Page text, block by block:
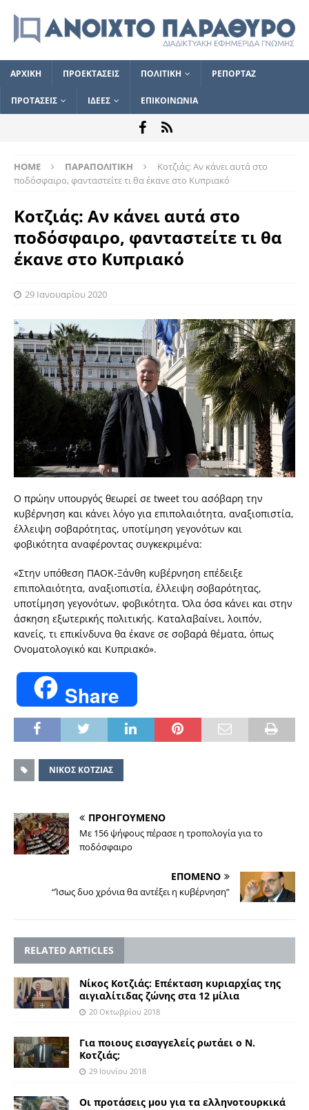
ΑΡΧΙΚΗ ΠΡΟΕΚΤΑΣΕΙΣ ΠΟΛΙΤΙΚΗ ΡΕΠΟΡΤΑΖ
ΠΡΟΤΑΣΕΙΣ ΙΔΕΕΣ ΕΠΙΚΟΙΝΩΝΙΑ
HOME ΠΑΡΑΠΟΛΙΤΙΚΗ
Κοτζιάς: Αν κάνει αυτά στο
ποδόσφαιρο, φανταστείτε τι θα έκανε στο Κυπριακό
Κοτζιάς: Αν κάνει αυτά στο
ποδόσφαιρο, φανταστείτε τι θα
έκανε στο Κυπριακό
29 Ιανουαρίου 2020
Ο πρώην υπουργός θεωρεί σε tweet του ασόβαρη την
κυβέρνηση και κάνει λόγο για επιπολαιότητα, αναξιοπιστία,
έλλειψη σοβαρότητας, υποτίμηση γεγονότων και
φοβικότητα αναφέροντας συγκεκριμένα:
«Στην υπόθεση ΠΑΟΚ-Ξάνθη κυβέρνηση επέδειξε
επιπολαιότητα, αναξιοπιστία, έλλειψη σοβαρότητας,
υποτίμηση γεγονότων, φοβικότητα. Όλα όσα κάνει και στην
άσκηση εξωτερικής πολιτικής. Καταλαβαίνει, λοιπόν,
κανείς, τι επικίνδυνα θα έκανε σε σοβαρά θέματα, όπως
Ονοματολογικό και Κυπριακό».
Share
ΝΙΚΟΣ ΚΟΤΖΙΑΣ
ΠΡΟΗΓΟΥΜΕΝΟ
Με 156 ψήφους πέρασε η τροπολογία για το
ποδόσφαιρο
ΕΠΟΜΕΝΟ
“Ίσως δυο χρόνια θα αντέξει η κυβέρνηση”
RELATED ARTICLES
Νίκος Κοτζιάς: Επέκταση κυριαρχίας της
αιγιαλίτιδας ζώνης στα 12 μίλια
20 Οκτωβρίου 2018
Για ποιους εισαγγελείς ρωτάει ο Ν.
Κοτζιάς;
29 Ιουνίου 2018
Οι προτάσεις μου για τα ελληνοτουρκικά